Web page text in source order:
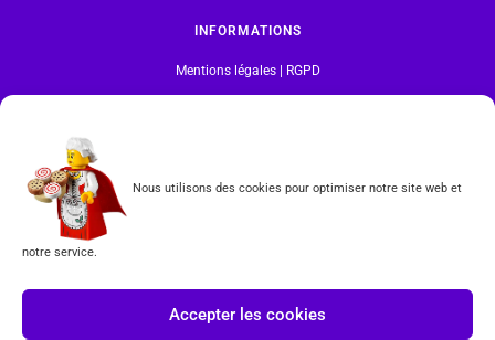
Nous utilisons des cookies pour optimiser notre site web et
notre service.
Accepter les cookies
INFORMATIONS
Mentions légales | RGPD
Formulaire de rétractation
Tous les produits vendus sur ce site sont fabriqués par LEGO exclusivement. LEGO® est une
marque déposée par The LEGO Group. Les propriétaires des marques respectives citées sur le site